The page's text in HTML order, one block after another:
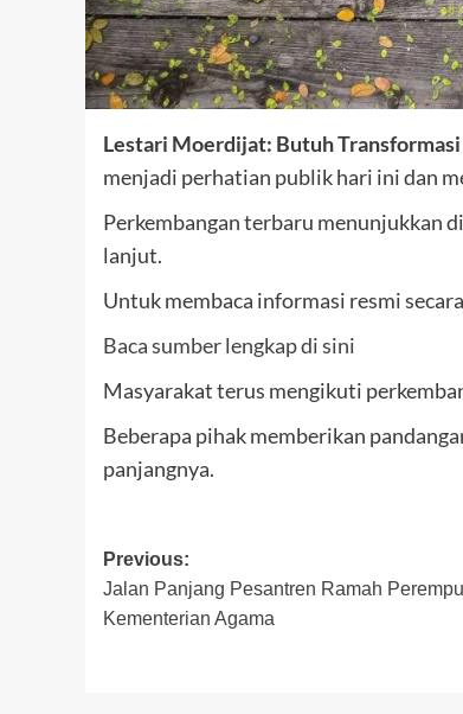
Lestari Moerdijat: Butuh
menjadi perhatian publik hari ini dan
Perkembangan terbaru menunjukkan
lanjut.
Untuk membaca informasi resmi
Baca sumber lengkap di sini
Masyarakat terus mengikuti
Beberapa pihak memberikan
panjangnya.
Post
navigation
Previous:
Jalan Panjang Pesantren Ramah
Kementerian Agama